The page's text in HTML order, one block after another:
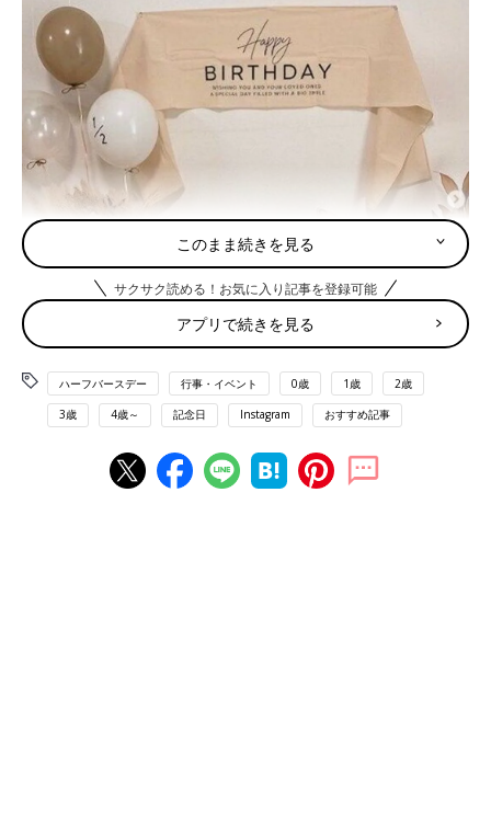
出典：Instagramアカウント「aaayumi1118」
𝚊𝚢𝚞𝚖𝚒さんはタペストリーやバルーン、ドライフラワーなどベ
ージュで統一したセットでハーフバースデーの写真を撮影。ニコ
このまま続きを見る
サクサク読める！お気に入り記事を登録可能
アプリで続きを見る
ハーフバースデー 行事・イベント 0歳 1歳 2歳
3歳 4歳～ 記念日 Instagram おすすめ記事